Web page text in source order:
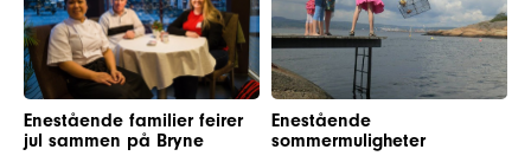
Enestående familier feirer
jul sammen på Bryne
Enestående
sommermuligheter